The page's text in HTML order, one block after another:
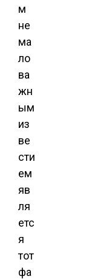
м
не
ма
ло
ва
жн
ым
из
ве
сти
ем
яв
ля
етс
я
тот
фа